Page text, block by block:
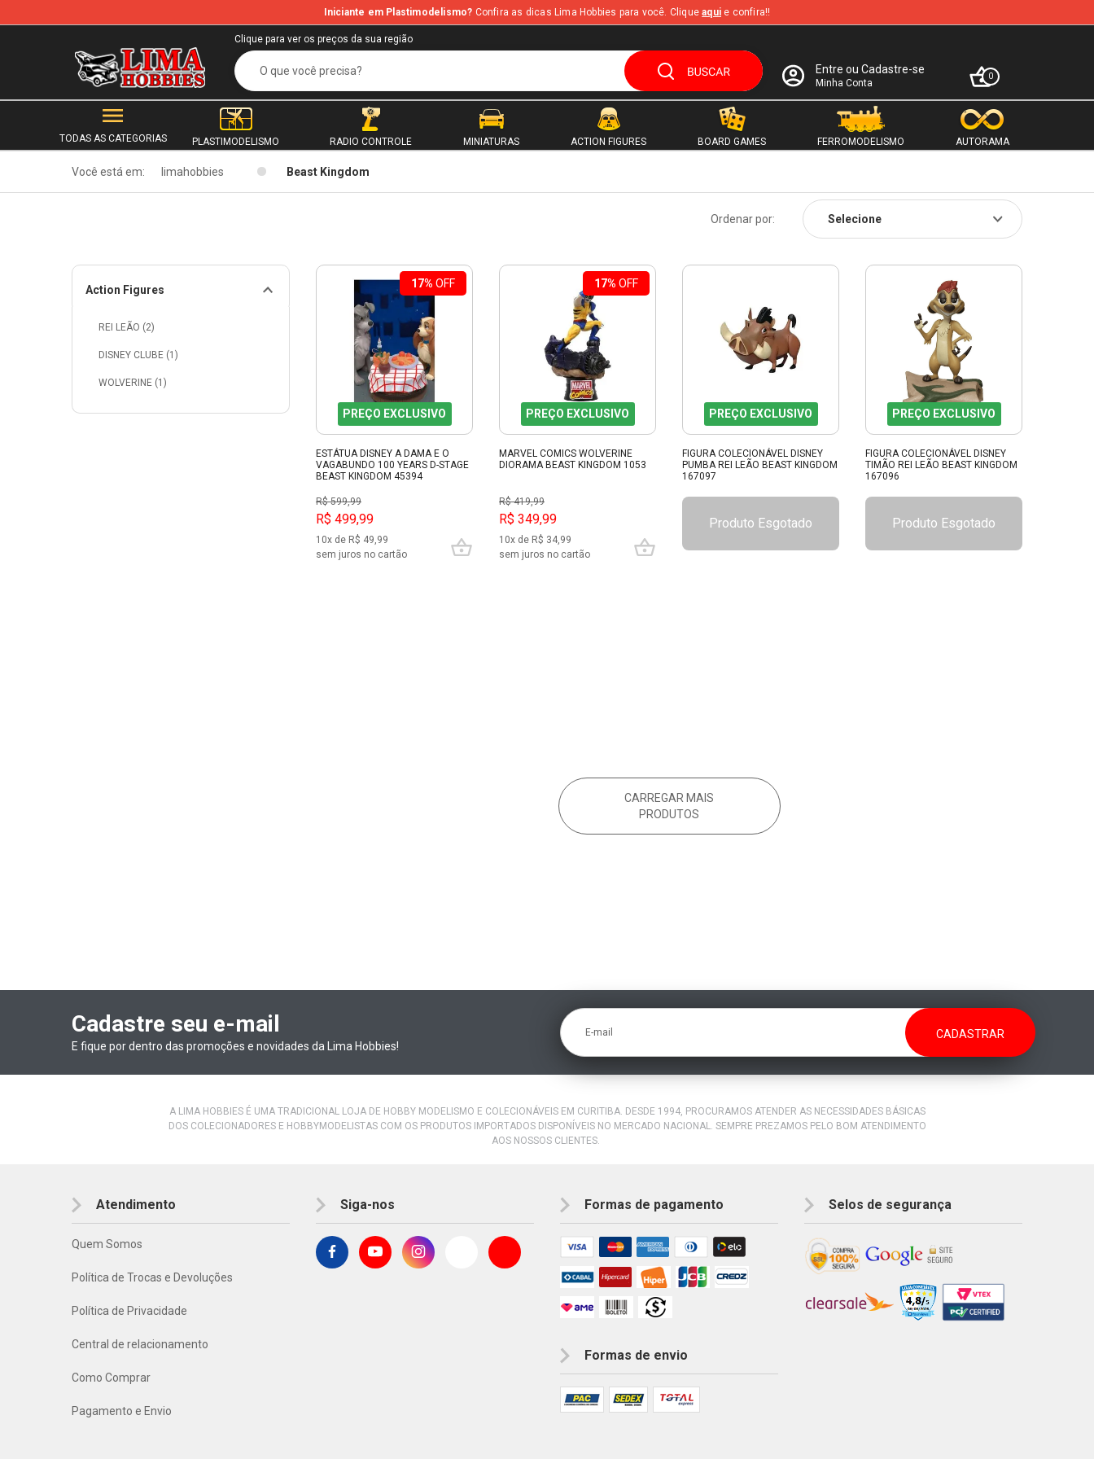
Iniciante em Plastimodelismo? Confira as dicas Lima Hobbies para você. Cliqueaqui e confira!!
Clique para ver os preços da sua região
Entre ou Cadastre-se
Minha Conta
0
TODAS AS CATEGORIAS PLASTIMODELISMO RADIO CONTROLE MINIATURAS ACTION FIGURES BOARD GAMES FERROMODELISMO AUTORAMA
Você está em: limahobbies Beast Kingdom
Action Figures
REI LEÃO (2)
DISNEY CLUBE (1)
WOLVERINE (1)
Ordenar por:
17% OFF
PREÇO EXCLUSIVO
ESTÁTUA DISNEY A DAMA E O
VAGABUNDO 100 YEARS D-STAGE
BEAST KINGDOM 45394
R$ 599,99
R$ 499,99
10x de R$ 49,99
sem juros no cartão
17% OFF
PREÇO EXCLUSIVO
MARVEL COMICS WOLVERINE
DIORAMA BEAST KINGDOM 1053
R$ 419,99
R$ 349,99
10x de R$ 34,99
sem juros no cartão
PREÇO EXCLUSIVO
FIGURA COLECIONÁVEL DISNEY
PUMBA REI LEÃO BEAST KINGDOM
167097
Produto Esgotado
PREÇO EXCLUSIVO
FIGURA COLECIONÁVEL DISNEY
TIMÃO REI LEÃO BEAST KINGDOM
167096
Produto Esgotado
CARREGAR MAIS
PRODUTOS
Cadastre seu e-mail
E fique por dentro das promoções e novidades da Lima Hobbies!
E-mail
A LIMA HOBBIES É UMA TRADICIONAL LOJA DE HOBBY MODELISMO E COLECIONÁVEIS EM CURITIBA. DESDE 1994, PROCURAMOS ATENDER AS NECESSIDADES BÁSICAS
DOS COLECIONADORES E HOBBYMODELISTAS COM OS PRODUTOS IMPORTADOS DISPONÍVEIS NO MERCADO NACIONAL. SEMPRE PREZAMOS PELO BOM ATENDIMENTO
AOS NOSSOS CLIENTES.
Atendimento
Quem Somos
Política de Trocas e Devoluções
Política de Privacidade
Central de relacionamento
Como Comprar
Pagamento e Envio
Siga-nos Formas de pagamento
Formas de envio
Selos de segurança